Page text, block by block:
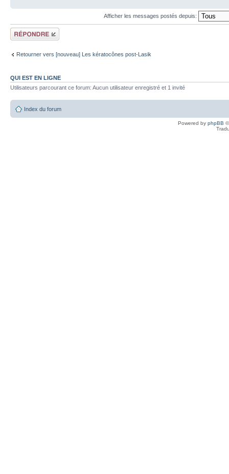
Afficher les messages postés depuis:
Répondre
Retourner vers [nouveau] Les kératocônes post-Lasik
QUI EST EN LIGNE
Utilisateurs parcourant ce forum: Aucun utilisateur enregistré et 1 invité
Index du forum
Powered by phpBB